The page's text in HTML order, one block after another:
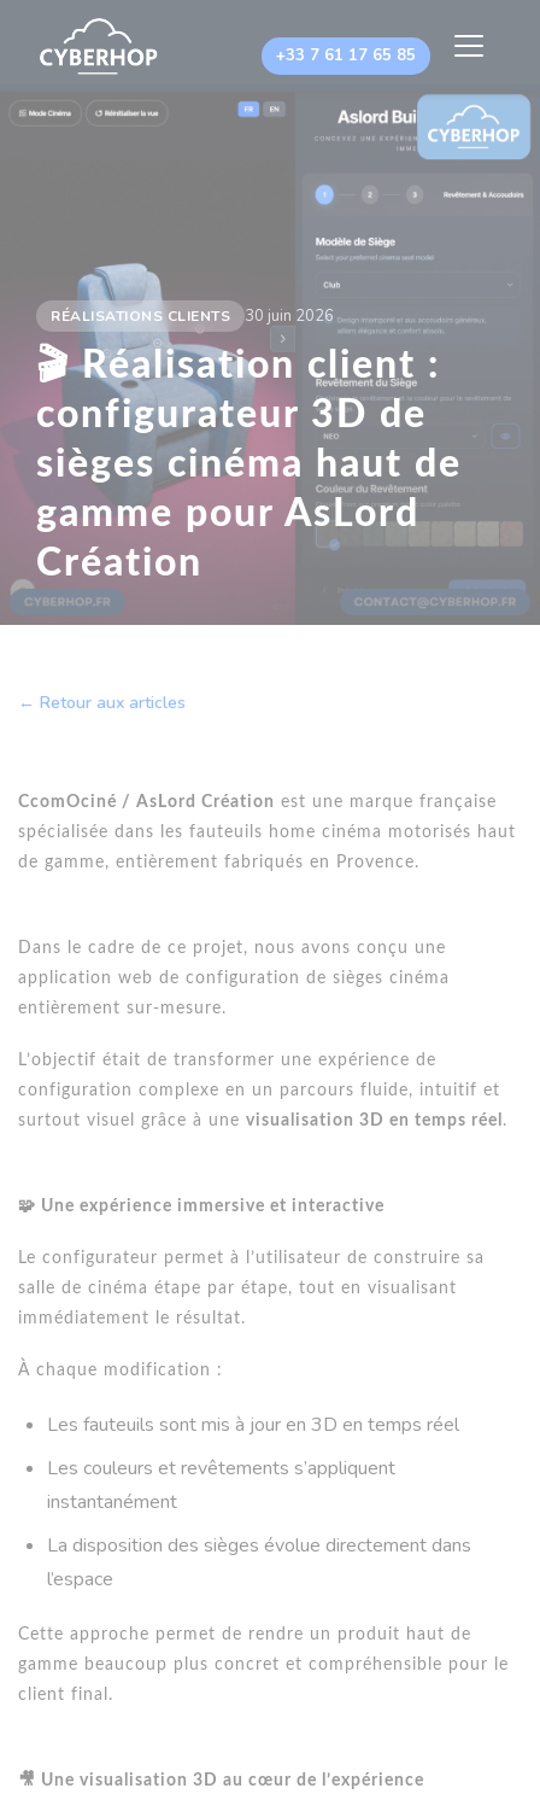
Panneau de gestion des cookies
+33 7 61 17 65 85
RÉALISATIONS CLIENTS 30 juin 2026
🎬 Réalisation client :
configurateur 3D de
sièges cinéma haut de
gamme pour AsLord
Création
← Retour aux articles
CcomOciné / AsLord Création est une marque française
spécialisée dans les fauteuils home cinéma motorisés haut
de gamme, entièrement fabriqués en Provence.
Dans le cadre de ce projet, nous avons conçu une
application web de configuration de sièges cinéma
entièrement sur-mesure.
L’objectif était de transformer une expérience de
configuration complexe en un parcours fluide, intuitif et
surtout visuel grâce à une visualisation 3D en temps réel .
🧩 Une expérience immersive et interactive
Le configurateur permet à l’utilisateur de construire sa
salle de cinéma étape par étape, tout en visualisant
immédiatement le résultat.
À chaque modification :
Les fauteuils sont mis à jour en 3D en temps réel
Les couleurs et revêtements s’appliquent
instantanément
La disposition des sièges évolue directement dans
l’espace
Cette approche permet de rendre un produit haut de
gamme beaucoup plus concret et compréhensible pour le
client final.
🎥 Une visualisation 3D au cœur de l’expérience